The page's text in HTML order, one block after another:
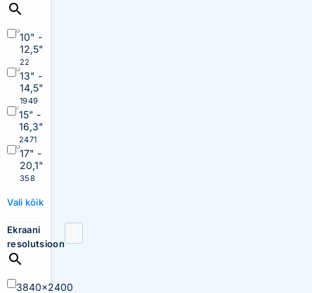
10" -
12,5"
22
13" -
14,5"
1949
15" -
16,3"
2471
17" -
20,1"
358
Vali kõik
Ekraani
resolutsioon
3840×2400